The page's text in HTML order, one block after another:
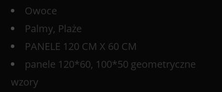
Owoce
Palmy, Plaże
PANELE 120 CM X 60 CM
panele 120*60, 100*50 geometryczne
wzory